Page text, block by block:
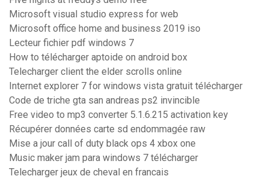
Microsoft visual studio express for web
Microsoft office home and business 2019 iso
Lecteur fichier pdf windows 7
How to télécharger aptoide on android box
Telecharger client the elder scrolls online
Internet explorer 7 for windows vista gratuit télécharger
Code de triche gta san andreas ps2 invincible
Free video to mp3 converter 5.1.6.215 activation key
Récupérer données carte sd endommagée raw
Mise a jour call of duty black ops 4 xbox one
Music maker jam para windows 7 télécharger
Telecharger jeux de cheval en francais